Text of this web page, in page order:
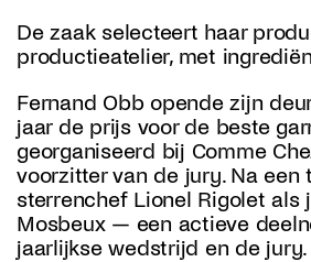
De zaak selecteert haar
productieatelier, met
Fernand Obb opende zijn
jaar de prijs voor de beste
georganiseerd bij Comme
voorzitter van de jury. Na een
sterrenchef Lionel Rigolet
Mosbeux — een actieve
jaarlijkse wedstrijd en de jury.